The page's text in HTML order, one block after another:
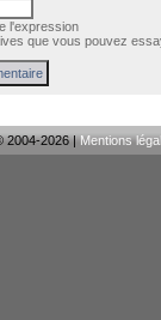
l'expression
que vous pouvez
2004-2026 |Mentions